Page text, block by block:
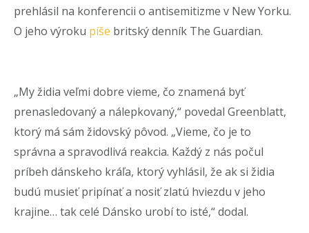
prehlásil na konferencii o antisemitizme v New Yorku.
O jeho výroku píše britský denník The Guardian.
„My židia veľmi dobre vieme, čo znamená byť
prenasledovaný a nálepkovaný,“ povedal Greenblatt,
ktorý má sám židovský pôvod. „Vieme, čo je to
správna a spravodlivá reakcia. Každý z nás počul
príbeh dánskeho kráľa, ktorý vyhlásil, že ak si židia
budú musieť pripínať a nosiť zlatú hviezdu v jeho
krajine… tak celé Dánsko urobí to isté,“ dodal.